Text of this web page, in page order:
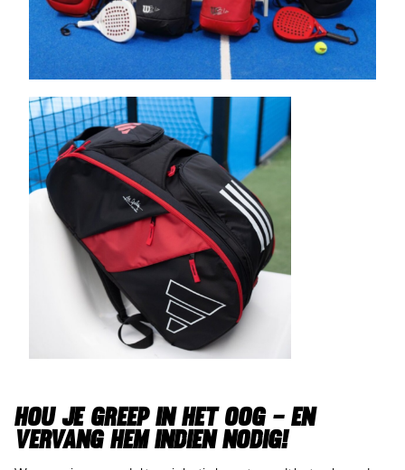
HOU JE GREEP IN HET OOG – EN
VERVANG HEM INDIEN NODIG!